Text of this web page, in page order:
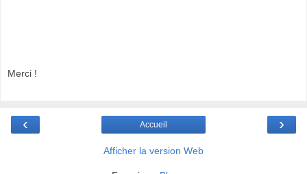
Merci !
‹ ›
Accueil
Afficher la version Web